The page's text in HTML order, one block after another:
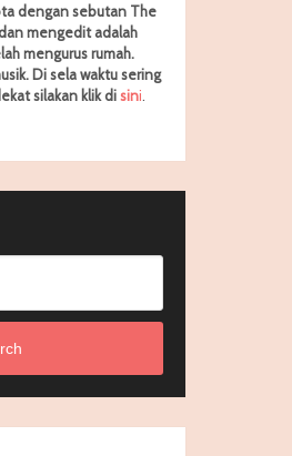
dengan sebutan The
mengedit adalah
mengurus rumah.
Di sela waktu sering
silakan klik disini